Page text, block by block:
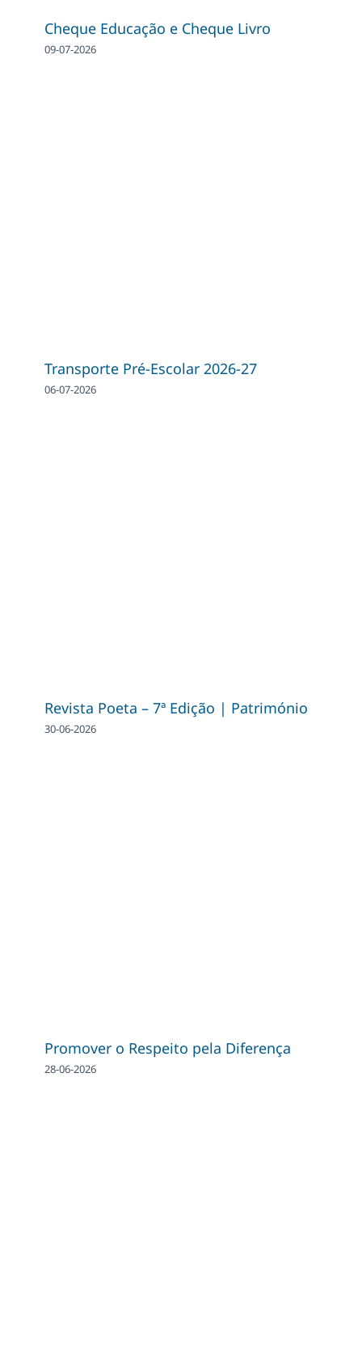
Cheque Educação e Cheque Livro
09-07-2026
Transporte Pré-Escolar 2026-27
06-07-2026
Revista Poeta – 7ª Edição | Património
30-06-2026
Promover o Respeito pela Diferença
28-06-2026